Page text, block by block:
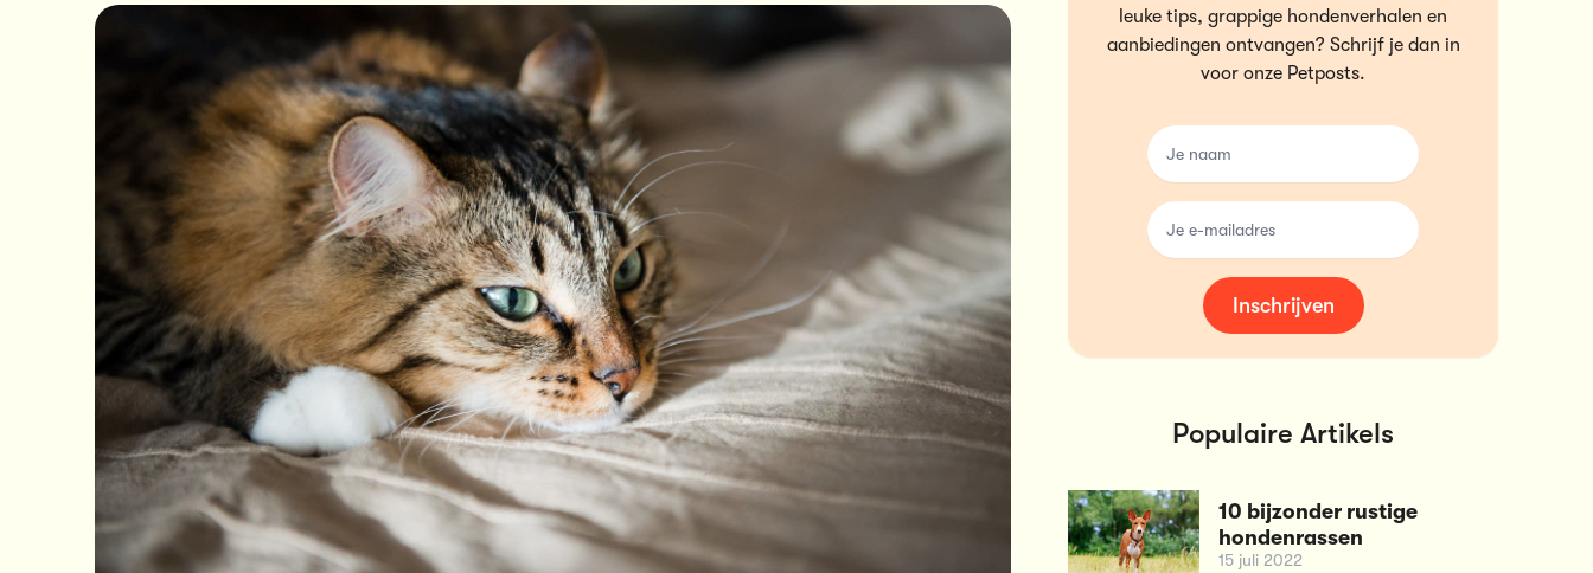
leuke tips, grappige hondenverhalen en
aanbiedingen ontvangen? Schrijf je dan in
voor onze Petposts.
name
email
Inschrijven
Populaire Artikels
10 bijzonder rustige
hondenrassen
15 juli 2022